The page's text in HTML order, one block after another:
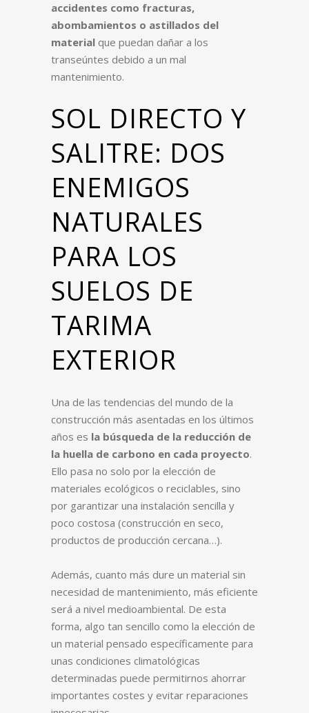
accidentes como fracturas,
abombamientos o astillados del
material que puedan dañar a los
transeúntes debido a un mal
mantenimiento.
SOL DIRECTO Y
SALITRE: DOS
ENEMIGOS
NATURALES
PARA LOS
SUELOS DE
TARIMA
EXTERIOR
Una de las tendencias del mundo de la
construcción más asentadas en los últimos
años es la búsqueda de la reducción de
la huella de carbono en cada proyecto.
Ello pasa no solo por la elección de
materiales ecológicos o reciclables, sino
por garantizar una instalación sencilla y
poco costosa (construcción en seco,
productos de producción cercana…).
Además, cuanto más dure un material sin
necesidad de mantenimiento, más eficiente
será a nivel medioambiental. De esta
forma, algo tan sencillo como la elección de
un material pensado específicamente para
unas condiciones climatológicas
determinadas puede permitirnos ahorrar
importantes costes y evitar reparaciones